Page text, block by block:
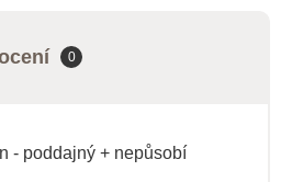
0
- poddajný + nepůsobí